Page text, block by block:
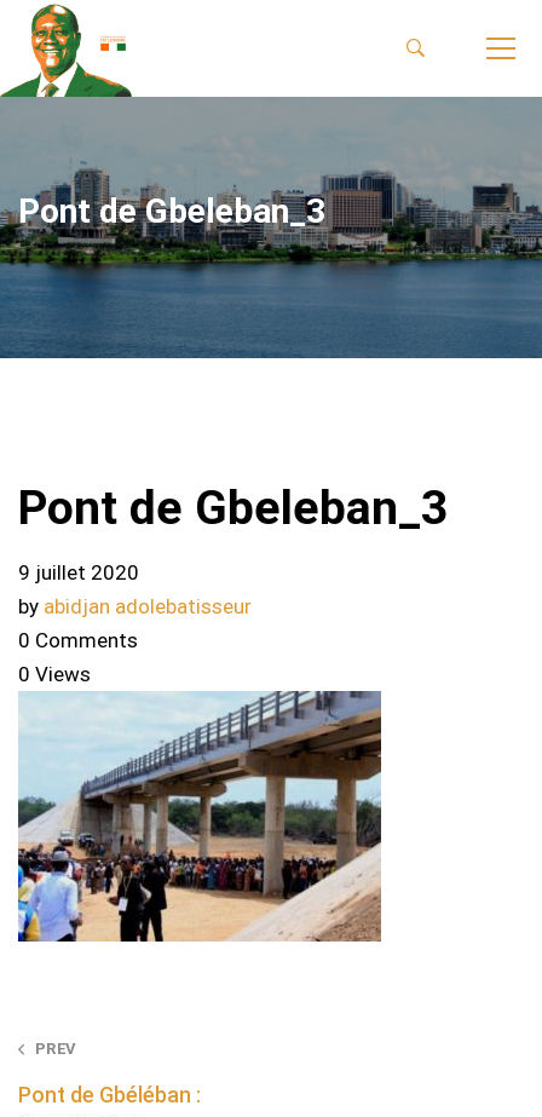
Pont de Gbeleban_3
Pont de Gbeleban_3
9 juillet 2020
by abidjan adolebatisseur
0 Comments
0 Views
Post
navigation
PREV
Pont de Gbéléban :